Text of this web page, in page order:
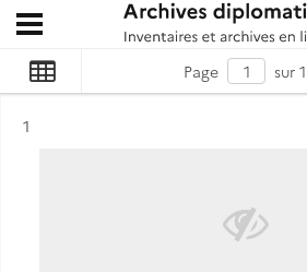
Archives diplomatiques
Ouvrir le menu déroulant
Page sur 1
Résultat n°
1